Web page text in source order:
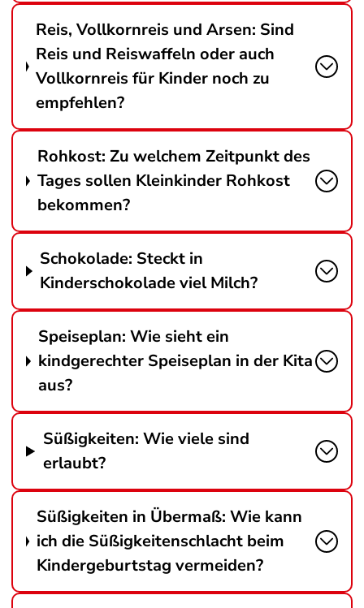
Reis, Vollkornreis und Arsen: Sind
Reis und Reiswaffeln oder auch
Vollkornreis für Kinder noch zu
empfehlen?
Rohkost: Zu welchem Zeitpunkt des
Tages sollen Kleinkinder Rohkost
bekommen?
Schokolade: Steckt in
Kinderschokolade viel Milch?
Speiseplan: Wie sieht ein
kindgerechter Speiseplan in der Kita
aus?
Süßigkeiten: Wie viele sind
erlaubt?
Süßigkeiten in Übermaß: Wie kann
ich die Süßigkeitenschlacht beim
Kindergeburtstag vermeiden?